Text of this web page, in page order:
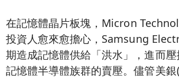
在記憶體晶片板塊，Micron
投資人愈來愈擔心，Samsung
期造成記憶體供給「洪水」，進而
記憶體半導體族群的賣壓。儘管美